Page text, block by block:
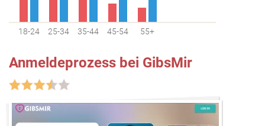
18-24 25-34 35-44 45-54 55+
Anmeldeprozess bei GibsMir